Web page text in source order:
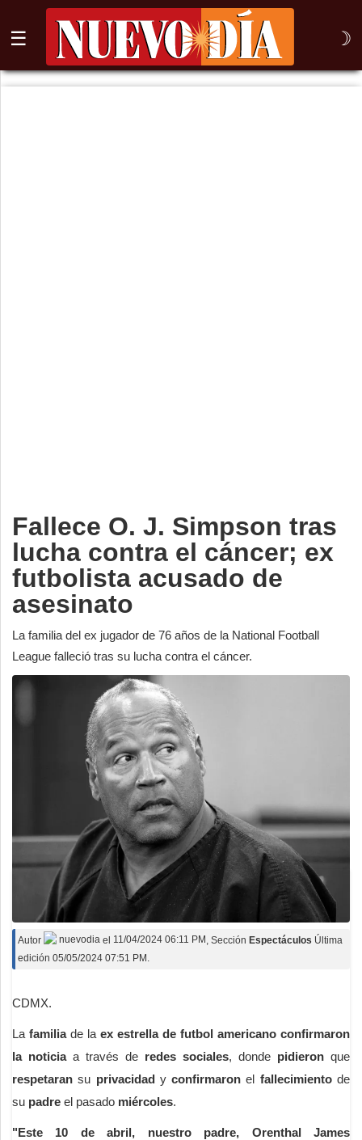
☰ ☽
⌕
Fallece O. J. Simpson tras
lucha contra el cáncer; ex
futbolista acusado de
asesinato
La familia del ex jugador de 76 años de la National Football
League falleció tras su lucha contra el cáncer.
Autor nuevodia el 11/04/2024 06:11 PM , Sección Espectáculos Última
edición 05/05/2024 07:51 PM.
CDMX.
La familiade la ex estrella de futbol americano confirmaron
la noticiaa través de redes sociales, donde pidieron que
respetaran su privacidadyconfirmaron el fallecimientode
su padre el pasado miércoles.
"Este 10 de abril, nuestro padre, Orenthal James